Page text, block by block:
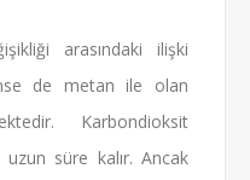
arasındaki ilişki
de metan ile olan
Karbondioksit
süre kalır. Ancak